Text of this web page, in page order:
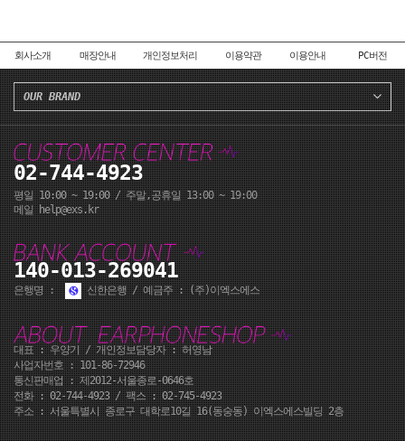
회사소개 매장안내 개인정보처리 이용약관 이용안내 PC버전
OUR BRAND
02-744-4923
평일 10:00 ~ 19:00 / 주말,공휴일 13:00 ~ 19:00
메일 help@exs.kr
140-013-269041
은행명 : 신한은행 / 예금주 : (주)이엑스에스
대표 : 우양기 / 개인정보담당자 : 허영남
사업자번호 : 101-86-72946
통신판매업 : 제2012-서울종로-0646호
전화 :02-744-4923/ 팩스 : 02-745-4923
주소 : 서울특별시 종로구 대학로10길 16(동숭동) 이엑스에스빌딩 2층